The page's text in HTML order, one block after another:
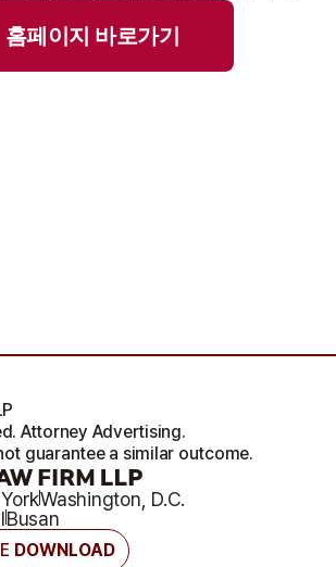
홈페이지 바로가기
DOWNLOAD
Washington, D.C.
Busan
Attorney Advertising.
guarantee a similar outcome.